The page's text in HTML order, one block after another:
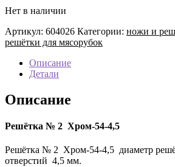
Нет в наличии
Артикул: 604026 Категории: ножи и
решётки для мясорубок
Описание
Детали
Описание
Решётка № 2 Хром-54-4,5
Решётка № 2 Хром-54-4,5 диаметр
отверстий 4,5 мм.